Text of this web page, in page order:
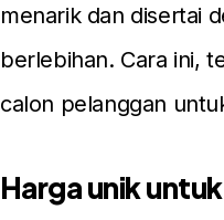
menarik dan disertai
berlebihan. Cara ini,
calon pelanggan
Harga unik